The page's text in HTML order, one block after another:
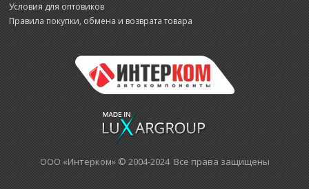
Условия для оптовиков
Правила покупки, обмена и возврата товара
ООО «Интерком» © 2004-2024 Все права защищены